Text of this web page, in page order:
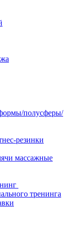
полусферы/
резинки
массажные
тренинга